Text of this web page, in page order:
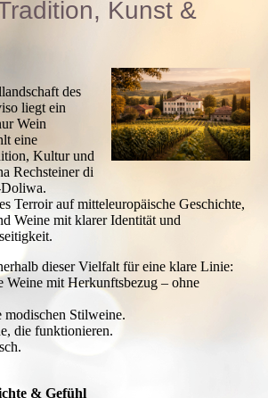
Kunst &
des
liegt ein
Wein
eine
Kultur und
Rechsteiner di
Terroir auf mitteleuropäische Geschichte,
Weine mit klarer Identität und
dieser Vielfalt für eine klare Linie:
Weine mit Herkunftsbezug – ohne
modischen Stilweine.
die funktionieren.
& Gefühl